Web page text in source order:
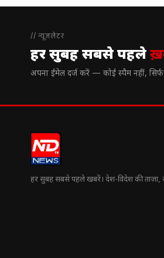
// न्यूज़लेटर
हर सुबह सबसे पहले
अपना ईमेल दर्ज करें — कोई स्पैम नहीं,
हर सुबह सबसे पहले खबरें। देश-विदेश की ताज़ा,